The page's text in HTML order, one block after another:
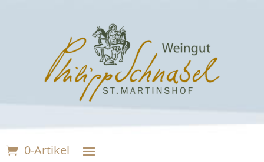
0-Artikel